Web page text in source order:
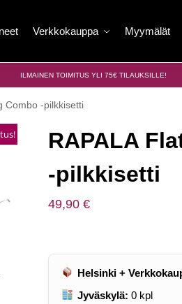
Verkkokauppa Myymälät
ILMAINEN TOIMITUS YLI 75€ TILAUKSILLE!
Combo -pilkkisetti
RAPALA
-pilkkisetti
49,90 €
Helsinki +
Jyväskylä: 0 kpl